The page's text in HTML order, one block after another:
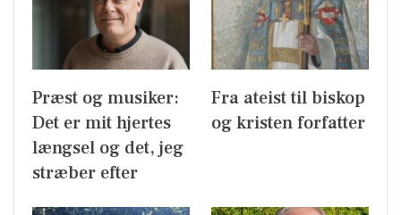
Præst og musiker:
Det er mit hjertes
længsel og det, jeg
stræber efter
Fra ateist til biskop
og kristen forfatter